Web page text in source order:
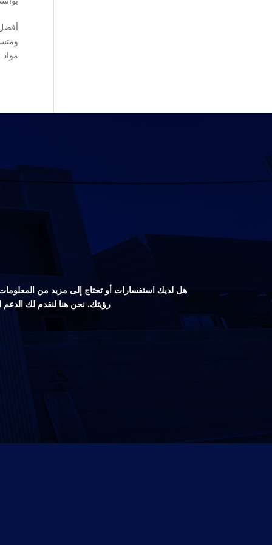
مواد
هل لديك استفسارات أو تحتاج إلى مزيد من
رؤيتك. نحن هنا لنقدم لك